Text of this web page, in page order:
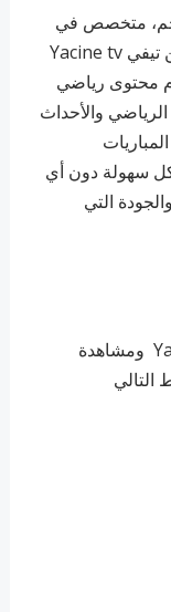
متخصص في
المجال الرياضي، حيث يعتبر تطبيق ياسين تيفي Yacine tv
محتوى رياضي
والأحداث
بكل سهولة دون أي
التي
التالي